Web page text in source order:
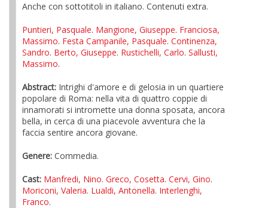
Anche con sottotitoli in italiano. Contenuti extra.
Puntieri, Pasquale. Mangione, Giuseppe. Franciosa,
Massimo. Festa Campanile, Pasquale. Continenza,
Sandro. Berto, Giuseppe. Rustichelli, Carlo. Sallusti,
Massimo.
Abstract: Intrighi d'amore e di gelosia in un quartiere
popolare di Roma: nella vita di quattro coppie di
innamorati si intromette una donna sposata, ancora
bella, in cerca di una piacevole avventura che la
faccia sentire ancora giovane.
Genere: Commedia.
Cast: Manfredi, Nino. Greco, Cosetta. Cervi, Gino.
Moriconi, Valeria. Lualdi, Antonella. Interlenghi,
Franco.